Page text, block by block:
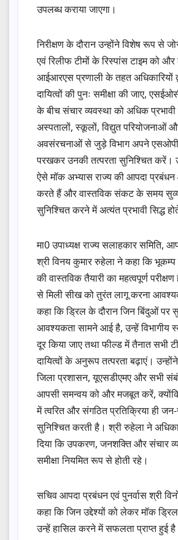
उपलब्ध कराया जाएगा।
निरीक्षण के दौरान उन्होंने विशेष रूप से
एवं रिलीफ टीमों के रिस्पांस टाइम को
आईआरएस प्रणाली के तहत अधिकारियों
दायित्वों की पुनः समीक्षा की जाए,
के बीच संचार व्यवस्था को अधिक प्रभावी
अस्पतालों, स्कूलों, विद्युत परियोजनाओं
अवसंरचनाओं से जुड़े विभाग अपने एसओपी
परखकर उनकी तत्परता सुनिश्चित करें।
ऐसे मॉक अभ्यास राज्य की आपदा प्रबंधन
करते हैं और वास्तविक संकट के समय
सुनिश्चित करने में अत्यंत प्रभावी सिद्ध
मा0 उपाध्यक्ष राज्य सलाहकार समिति,
श्री विनय कुमार रुहेला ने कहा कि भूकम्प
की वास्तविक तैयारी का महत्वपूर्ण
से मिली सीख को तुरंत लागू करना
कहा कि ड्रिल के दौरान जिन बिंदुओं पर
आवश्यकता सामने आई है, उन्हें विभागीय
दूर किया जाए तथा फील्ड में तैनात सभी
दायित्वों के अनुरूप तत्परता बढ़ाएं।
जिला प्रशासन, यूएसडीएमए और सभी
आपसी समन्वय को और मजबूत करें,
में त्वरित और संगठित प्रतिक्रिया ही
सुनिश्चित करती है। श्री रुहेला ने
दिया कि उपकरण, जनशक्ति और संचार
समीक्षा नियमित रूप से होती रहे।
सचिव आपदा प्रबंधन एवं पुनर्वास श्री
कहा कि जिन उद्देश्यों को लेकर मॉक
उन्हें हासिल करने में सफलता प्राप्त हुई